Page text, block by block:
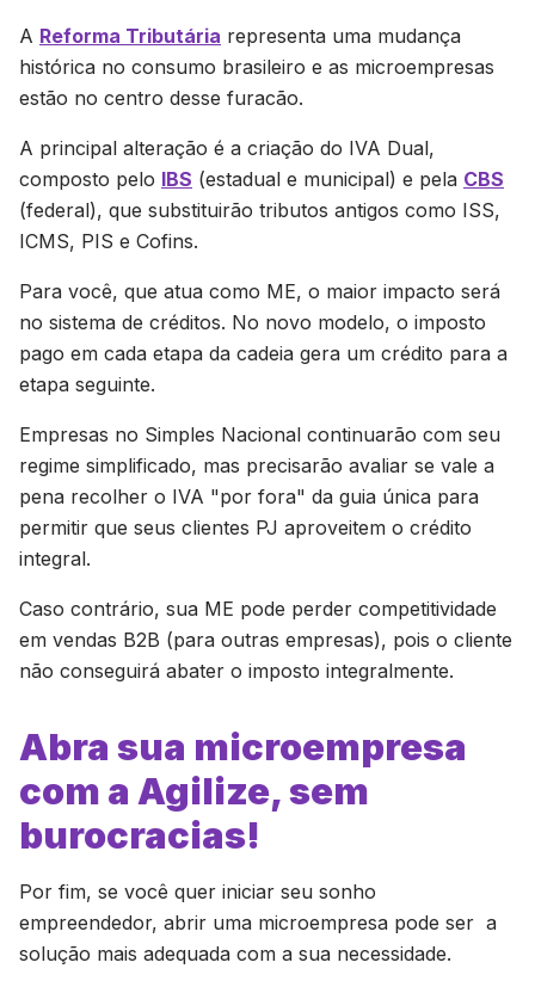
A Reforma Tributária representa uma mudança
histórica no consumo brasileiro e as microempresas
estão no centro desse furacão.
A principal alteração é a criação do IVA Dual,
composto pelo IBS (estadual e municipal) e pela CBS
(federal), que substituirão tributos antigos como ISS,
ICMS, PIS e Cofins.
Para você, que atua como ME, o maior impacto será
no sistema de créditos. No novo modelo, o imposto
pago em cada etapa da cadeia gera um crédito para a
etapa seguinte.
Empresas no Simples Nacional continuarão com seu
regime simplificado, mas precisarão avaliar se vale a
pena recolher o IVA "por fora" da guia única para
permitir que seus clientes PJ aproveitem o crédito
integral.
Caso contrário, sua ME pode perder competitividade
em vendas B2B (para outras empresas), pois o cliente
não conseguirá abater o imposto integralmente.
Abra sua microempresa
com a Agilize, sem
burocracias!
Por fim, se você quer iniciar seu sonho
empreendedor, abrir uma microempresa pode ser a
solução mais adequada com a sua necessidade.